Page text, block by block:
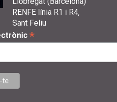
RENFE línia R1 i R4,
Sant Feliu
*